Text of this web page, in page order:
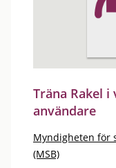
Träna Rakel i
användare
Myndigheten för
(MSB)